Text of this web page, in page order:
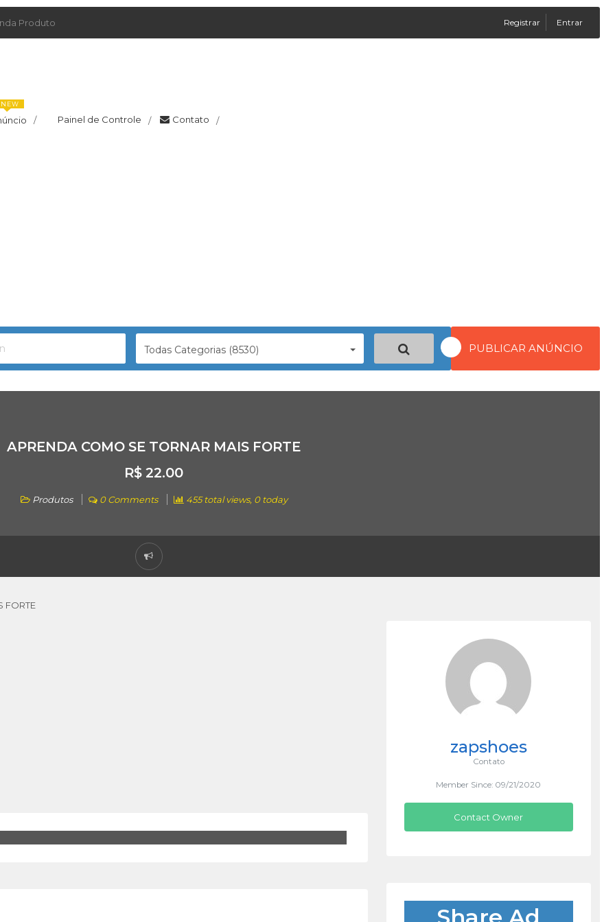
Produto Registrar Entrar
/
NEW
Painel de Controle / Contato /
Todas Categorias (8530) PUBLICAR ANÚNCIO
APRENDA COMO SE TORNAR MAIS FORTE
R$ 22.00
Produtos 0 Comments 455 total views, 0 today
FORTE
zapshoes
Contato
Member Since: 09/21/2020
Contact Owner